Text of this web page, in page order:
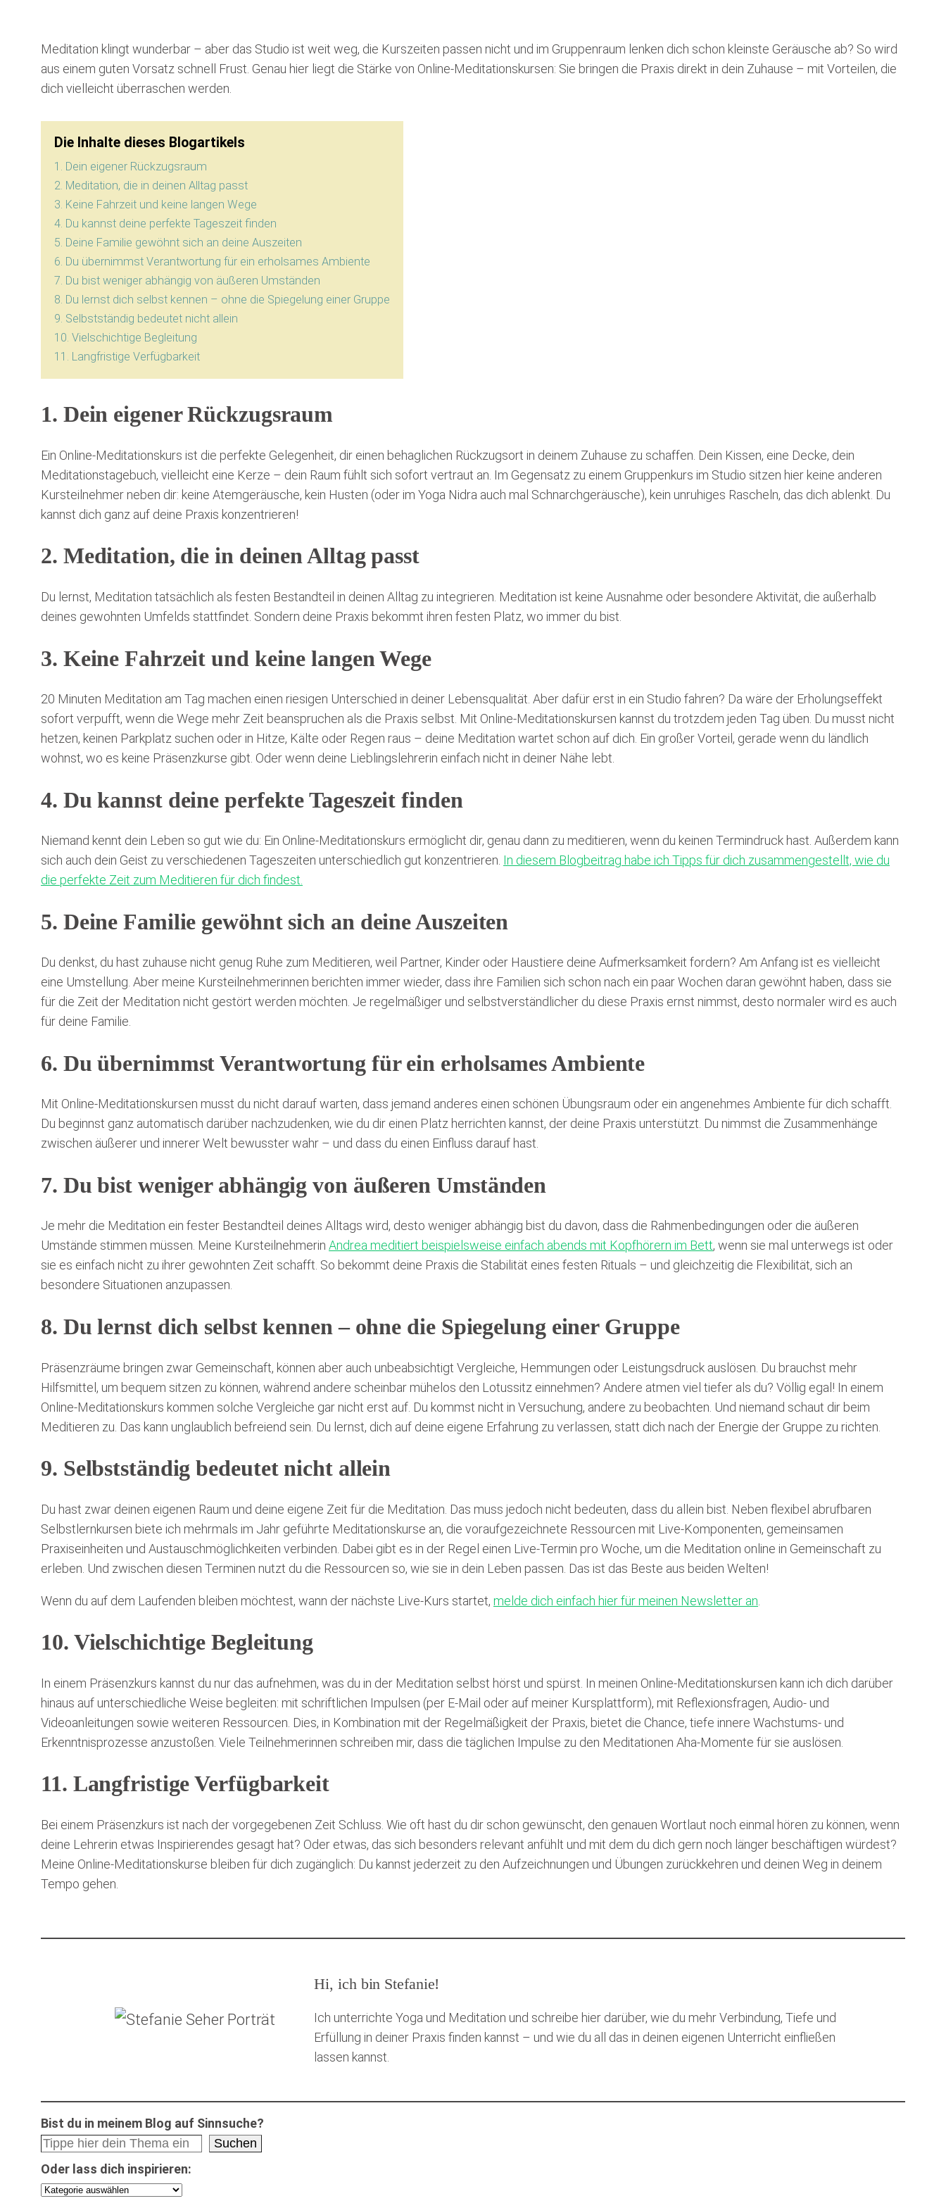
Meditation klingt wunderbar – aber das Studio ist weit weg, die Kurszeiten passen nicht und im Gruppenraum lenken dich schon kleinste Geräusche ab? So wird
aus einem guten Vorsatz schnell Frust. Genau hier liegt die Stärke von Online-Meditationskursen: Sie bringen die Praxis direkt in dein Zuhause – mit Vorteilen, die
dich vielleicht überraschen werden.
Die Inhalte dieses Blogartikels
1. Dein eigener Rückzugsraum
2. Meditation, die in deinen Alltag passt
3. Keine Fahrzeit und keine langen Wege
4. Du kannst deine perfekte Tageszeit finden
5. Deine Familie gewöhnt sich an deine Auszeiten
6. Du übernimmst Verantwortung für ein erholsames Ambiente
7. Du bist weniger abhängig von äußeren Umständen
8. Du lernst dich selbst kennen – ohne die Spiegelung einer Gruppe
9. Selbstständig bedeutet nicht allein
10. Vielschichtige Begleitung
11. Langfristige Verfügbarkeit
1. Dein eigener Rückzugsraum
Ein Online-Meditationskurs ist die perfekte Gelegenheit, dir einen behaglichen Rückzugsort in deinem Zuhause zu schaffen. Dein Kissen, eine Decke, dein
Meditationstagebuch, vielleicht eine Kerze – dein Raum fühlt sich sofort vertraut an. Im Gegensatz zu einem Gruppenkurs im Studio sitzen hier keine anderen
Kursteilnehmer neben dir: keine Atemgeräusche, kein Husten (oder im Yoga Nidra auch mal Schnarchgeräusche), kein unruhiges Rascheln, das dich ablenkt. Du
kannst dich ganz auf deine Praxis konzentrieren!
2. Meditation, die in deinen Alltag passt
Du lernst, Meditation tatsächlich als festen Bestandteil in deinen Alltag zu integrieren. Meditation ist keine Ausnahme oder besondere Aktivität, die außerhalb
deines gewohnten Umfelds stattfindet. Sondern deine Praxis bekommt ihren festen Platz, wo immer du bist.
3. Keine Fahrzeit und keine langen Wege
20 Minuten Meditation am Tag machen einen riesigen Unterschied in deiner Lebensqualität. Aber dafür erst in ein Studio fahren? Da wäre der Erholungseffekt
sofort verpufft, wenn die Wege mehr Zeit beanspruchen als die Praxis selbst. Mit Online-Meditationskursen kannst du trotzdem jeden Tag üben. Du musst nicht
hetzen, keinen Parkplatz suchen oder in Hitze, Kälte oder Regen raus – deine Meditation wartet schon auf dich. Ein großer Vorteil, gerade wenn du ländlich
wohnst, wo es keine Präsenzkurse gibt. Oder wenn deine Lieblingslehrerin einfach nicht in deiner Nähe lebt.
4. Du kannst deine perfekte Tageszeit finden
Niemand kennt dein Leben so gut wie du: Ein Online-Meditationskurs ermöglicht dir, genau dann zu meditieren, wenn du keinen Termindruck hast. Außerdem kann
sich auch dein Geist zu verschiedenen Tageszeiten unterschiedlich gut konzentrieren. In diesem Blogbeitrag habe ich Tipps für dich zusammengestellt, wie du
die perfekte Zeit zum Meditieren für dich findest.
5. Deine Familie gewöhnt sich an deine Auszeiten
Du denkst, du hast zuhause nicht genug Ruhe zum Meditieren, weil Partner, Kinder oder Haustiere deine Aufmerksamkeit fordern? Am Anfang ist es vielleicht
eine Umstellung. Aber meine Kursteilnehmerinnen berichten immer wieder, dass ihre Familien sich schon nach ein paar Wochen daran gewöhnt haben, dass sie
für die Zeit der Meditation nicht gestört werden möchten. Je regelmäßiger und selbstverständlicher du diese Praxis ernst nimmst, desto normaler wird es auch
für deine Familie.
6. Du übernimmst Verantwortung für ein erholsames Ambiente
Mit Online-Meditationskursen musst du nicht darauf warten, dass jemand anderes einen schönen Übungsraum oder ein angenehmes Ambiente für dich schafft.
Du beginnst ganz automatisch darüber nachzudenken, wie du dir einen Platz herrichten kannst, der deine Praxis unterstützt. Du nimmst die Zusammenhänge
zwischen äußerer und innerer Welt bewusster wahr – und dass du einen Einfluss darauf hast.
7. Du bist weniger abhängig von äußeren Umständen
Je mehr die Meditation ein fester Bestandteil deines Alltags wird, desto weniger abhängig bist du davon, dass die Rahmenbedingungen oder die äußeren
Umstände stimmen müssen. Meine Kursteilnehmerin Andrea meditiert beispielsweise einfach abends mit Kopfhörern im Bett, wenn sie mal unterwegs ist oder
sie es einfach nicht zu ihrer gewohnten Zeit schafft. So bekommt deine Praxis die Stabilität eines festen Rituals – und gleichzeitig die Flexibilität, sich an
besondere Situationen anzupassen.
8. Du lernst dich selbst kennen – ohne die Spiegelung einer Gruppe
Präsenzräume bringen zwar Gemeinschaft, können aber auch unbeabsichtigt Vergleiche, Hemmungen oder Leistungsdruck auslösen. Du brauchst mehr
Hilfsmittel, um bequem sitzen zu können, während andere scheinbar mühelos den Lotussitz einnehmen? Andere atmen viel tiefer als du? Völlig egal! In einem
Online-Meditationskurs kommen solche Vergleiche gar nicht erst auf. Du kommst nicht in Versuchung, andere zu beobachten. Und niemand schaut dir beim
Meditieren zu. Das kann unglaublich befreiend sein. Du lernst, dich auf deine eigene Erfahrung zu verlassen, statt dich nach der Energie der Gruppe zu richten.
9. Selbstständig bedeutet nicht allein
Du hast zwar deinen eigenen Raum und deine eigene Zeit für die Meditation. Das muss jedoch nicht bedeuten, dass du allein bist. Neben flexibel abrufbaren
Selbstlernkursen biete ich mehrmals im Jahr geführte Meditationskurse an, die voraufgezeichnete Ressourcen mit Live-Komponenten, gemeinsamen
Praxiseinheiten und Austauschmöglichkeiten verbinden. Dabei gibt es in der Regel einen Live-Termin pro Woche, um die Meditation online in Gemeinschaft zu
erleben. Und zwischen diesen Terminen nutzt du die Ressourcen so, wie sie in dein Leben passen. Das ist das Beste aus beiden Welten!
Wenn du auf dem Laufenden bleiben möchtest, wann der nächste Live-Kurs startet, melde dich einfach hier für meinen Newsletter an
10. Vielschichtige Begleitung
In einem Präsenzkurs kannst du nur das aufnehmen, was du in der Meditation selbst hörst und spürst. In meinen Online-Meditationskursen kann ich dich darüber
hinaus auf unterschiedliche Weise begleiten: mit schriftlichen Impulsen (per E-Mail oder auf meiner Kursplattform), mit Reflexionsfragen, Audio- und
Videoanleitungen sowie weiteren Ressourcen. Dies, in Kombination mit der Regelmäßigkeit der Praxis, bietet die Chance, tiefe innere Wachstums- und
Erkenntnisprozesse anzustoßen. Viele Teilnehmerinnen schreiben mir, dass die täglichen Impulse zu den Meditationen Aha-Momente für sie auslösen.
11. Langfristige Verfügbarkeit
Bei einem Präsenzkurs ist nach der vorgegebenen Zeit Schluss. Wie oft hast du dir schon gewünscht, den genauen Wortlaut noch einmal hören zu können, wenn
deine Lehrerin etwas Inspirierendes gesagt hat? Oder etwas, das sich besonders relevant anfühlt und mit dem du dich gern noch länger beschäftigen würdest?
Meine Online-Meditationskurse bleiben für dich zugänglich: Du kannst jederzeit zu den Aufzeichnungen und Übungen zurückkehren und deinen Weg in deinem
Tempo gehen.
Hi, ich bin Stefanie!
Ich unterrichte Yoga und Meditation und schreibe hier darüber, wie du mehr Verbindung, Tiefe und
Erfüllung in deiner Praxis finden kannst – und wie du all das in deinen eigenen Unterricht einfließen
lassen kannst.
Bist du in meinem Blog auf Sinnsuche?
Suchen
Oder lass dich inspirieren: